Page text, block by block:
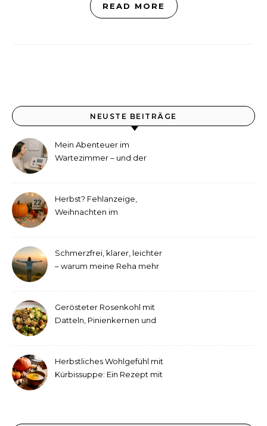
READ MORE
NEUSTE BEITRÄGE
Mein Abenteuer im
Wartezimmer – und der
Herbst? Fehlanzeige,
Weihnachten im
Schmerzfrei, klarer, leichter
– warum meine Reha mehr
Gerösteter Rosenkohl mit
Datteln, Pinienkernen und
Herbstliches Wohlgefühl mit
Kürbissuppe: Ein Rezept mit